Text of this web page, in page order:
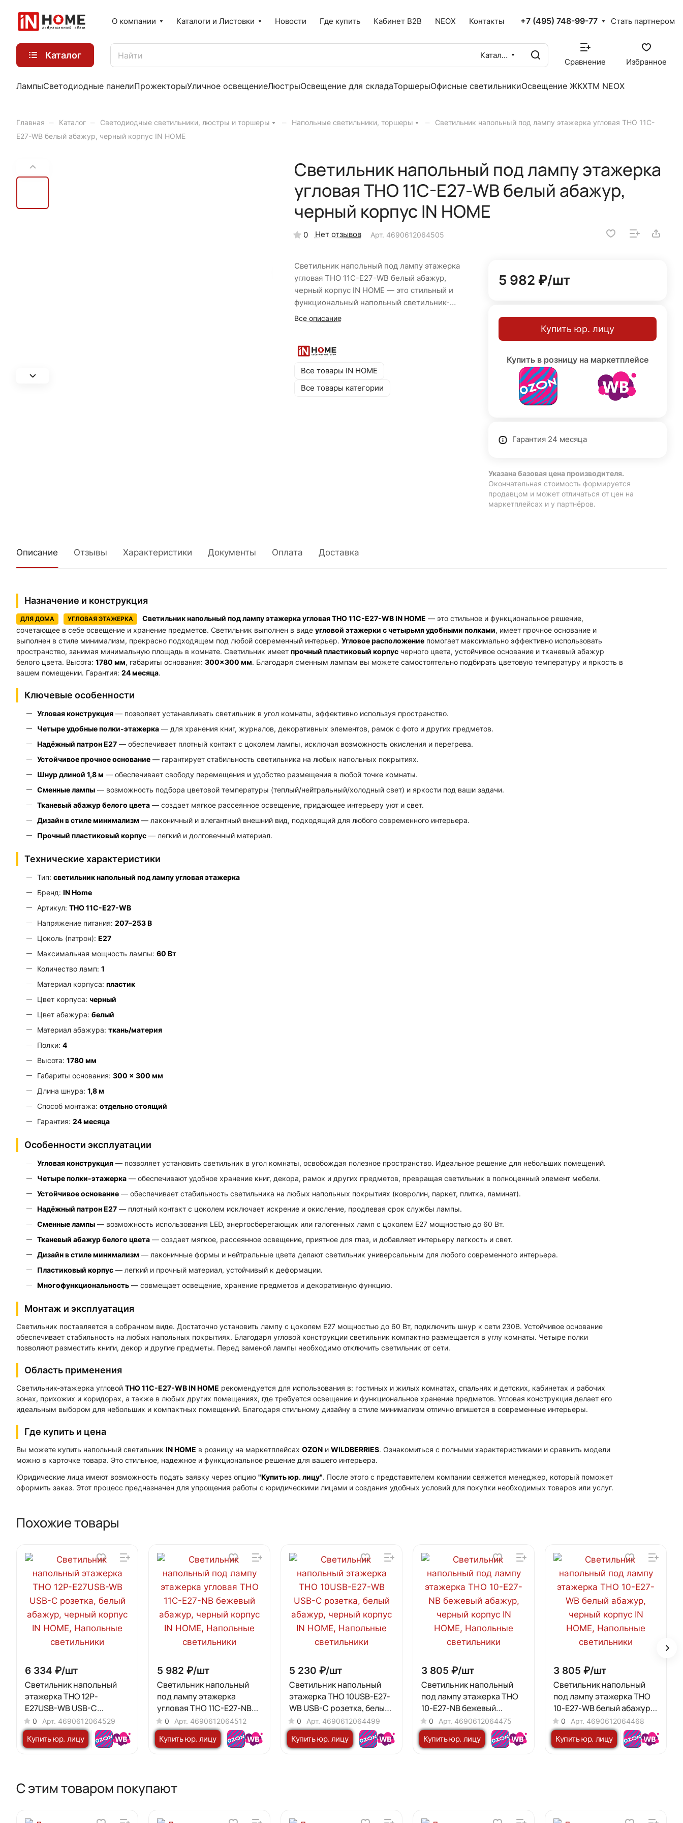
О компании Каталоги и Листовки Новости Где купить Кабинет B2B NEOX Контакты +7 (495) 748-99-77 Стать партнером
Каталог Каталог
Сравнение Избранное
ЛампыСветодиодные панелиПрожекторыУличное освещениеЛюстрыОсвещение для складаТоршерыОфисные светильникиОсвещение ЖКХTM NEOX
Главная – Каталог – Светодиодные светильники, люстры и торшеры – Напольные светильники, торшеры –
Светильник напольный под лампу этажерка угловая ТНО 11С-
Е27-WB белый абажур, черный корпус IN HOME
Светильник напольный под лампу этажерка
угловая ТНО 11С-Е27-WB белый абажур,
черный корпус IN HOME
0 Нет отзывов Арт. 4690612064505
Светильник напольный под лампу этажерка
угловая ТНО 11С-Е27-WB белый абажур,
черный корпус IN HOME — это стильный и
функциональный напольный светильник-
этажерка углового типа с четырьмя удобными
патроном E27 для ламп мощностью до 60 Вт.
рассеянное освещение. Угловое
расположение помогает максимально
Все описание
Все товары IN HOME
Все товары категории
5 982 ₽/шт
Купить юр. лицу
Купить в розницу на маркетплейсе
Гарантия 24 месяца
Указана базовая цена производителя.
Окончательная стоимость формируется
продавцом и может отличаться от цен на
маркетплейсах и у партнёров.
Описание Отзывы Характеристики Документы Оплата Доставка
Назначение и конструкция
ДЛЯ ДОМА УГЛОВАЯ ЭТАЖЕРКА Светильник напольный под лампу этажерка угловая ТНО 11С-Е27-WB IN HOME — это стильное и функциональное решение,
сочетающее в себе освещение и хранение предметов. Светильник выполнен в виде угловой этажерки с четырьмя удобными полками, имеет прочное основание и
выполнен в стиле минимализм, прекрасно подходящем под любой современный интерьер. Угловое расположение помогает максимально эффективно использовать
пространство, занимая минимальную площадь в комнате. Светильник имеет прочный пластиковый корпус черного цвета, устойчивое основание и тканевый абажур
белого цвета. Высота: 1780 мм, габариты основания: 300×300 мм. Благодаря сменным лампам вы можете самостоятельно подбирать цветовую температуру и яркость в
вашем помещении. Гарантия: 24 месяца.
Ключевые особенности
Угловая конструкция — позволяет устанавливать светильник в угол комнаты, эффективно используя пространство.
Четыре удобные полки-этажерка — для хранения книг, журналов, декоративных элементов, рамок с фото и других предметов.
Надёжный патрон E27 — обеспечивает плотный контакт с цоколем лампы, исключая возможность окисления и перегрева.
Устойчивое прочное основание — гарантирует стабильность светильника на любых напольных покрытиях.
Шнур длиной 1,8 м — обеспечивает свободу перемещения и удобство размещения в любой точке комнаты.
Сменные лампы — возможность подбора цветовой температуры (теплый/нейтральный/холодный свет) и яркости под ваши задачи.
Тканевый абажур белого цвета — создает мягкое рассеянное освещение, придающее интерьеру уют и свет.
Дизайн в стиле минимализм — лаконичный и элегантный внешний вид, подходящий для любого современного интерьера.
Прочный пластиковый корпус — легкий и долговечный материал.
Технические характеристики
Тип: светильник напольный под лампу угловая этажерка
Бренд: IN Home
Артикул: ТНО 11С-Е27-WB
Напряжение питания: 207–253 В
Цоколь (патрон): E27
Максимальная мощность лампы: 60 Вт
Количество ламп: 1
Материал корпуса: пластик
Цвет корпуса: черный
Цвет абажура: белый
Материал абажура: ткань/материя
Полки: 4
Высота: 1780 мм
Габариты основания: 300 × 300 мм
Длина шнура: 1,8 м
Способ монтажа: отдельно стоящий
Гарантия: 24 месяца
Особенности эксплуатации
Угловая конструкция — позволяет установить светильник в угол комнаты, освобождая полезное пространство. Идеальное решение для небольших помещений.
Четыре полки-этажерка — обеспечивают удобное хранение книг, декора, рамок и других предметов, превращая светильник в полноценный элемент мебели.
Устойчивое основание — обеспечивает стабильность светильника на любых напольных покрытиях (ковролин, паркет, плитка, ламинат).
Надёжный патрон E27 — плотный контакт с цоколем исключает искрение и окисление, продлевая срок службы лампы.
Сменные лампы — возможность использования LED, энергосберегающих или галогенных ламп с цоколем E27 мощностью до 60 Вт.
Тканевый абажур белого цвета — создает мягкое, рассеянное освещение, приятное для глаз, и добавляет интерьеру легкость и свет.
Дизайн в стиле минимализм — лаконичные формы и нейтральные цвета делают светильник универсальным для любого современного интерьера.
Пластиковый корпус — легкий и прочный материал, устойчивый к деформации.
Многофункциональность — совмещает освещение, хранение предметов и декоративную функцию.
Монтаж и эксплуатация
Светильник поставляется в собранном виде. Достаточно установить лампу с цоколем E27 мощностью до 60 Вт, подключить шнур к сети 230В. Устойчивое основание
обеспечивает стабильность на любых напольных покрытиях. Благодаря угловой конструкции светильник компактно размещается в углу комнаты. Четыре полки
позволяют разместить книги, декор и другие предметы. Перед заменой лампы необходимо отключить светильник от сети.
Область применения
Светильник-этажерка угловой ТНО 11С-Е27-WB IN HOME рекомендуется для использования в: гостиных и жилых комнатах, спальнях и детских, кабинетах и рабочих
зонах, прихожих и коридорах, а также в любых других помещениях, где требуется освещение и функциональное хранение предметов. Угловая конструкция делает его
идеальным выбором для небольших и компактных помещений. Благодаря стильному дизайну в стиле минимализм отлично впишется в современные интерьеры.
Где купить и цена
Вы можете купить напольный светильник IN HOME в розницу на маркетплейсах OZON и WILDBERRIES. Ознакомиться с полными характеристиками и сравнить модели
можно в карточке товара. Это стильное, надежное и функциональное решение для вашего интерьера.
Юридические лица имеют возможность подать заявку через опцию "Купить юр. лицу". После этого с представителем компании свяжется менеджер, который поможет
оформить заказ. Этот процесс предназначен для упрощения работы с юридическими лицами и создания удобных условий для покупки необходимых товаров или услуг.
Похожие товары
6 334 ₽/шт
Светильник напольный
этажерка ТНО 12P-
Е27USB-WB USB-C
розетка, белый абажур,
черный корпус IN HOME
0 Арт. 4690612064529
Купить юр. лицу
5 982 ₽/шт
Светильник напольный
под лампу этажерка
угловая ТНО 11С-Е27-NB
бежевый абажур, черный
корпус IN HOME
0 Арт. 4690612064512
Купить юр. лицу
5 230 ₽/шт
Светильник напольный
этажерка ТНО 10USB-Е27-
WB USB-C розетка, белый
абажур, черный корпус IN
HOME
0 Арт. 4690612064499
Купить юр. лицу
3 805 ₽/шт
Светильник напольный
под лампу этажерка ТНО
10-Е27-NB бежевый
абажур, черный корпус IN
HOME
0 Арт. 4690612064475
Купить юр. лицу
3 805 ₽/шт
Светильник напольный
под лампу этажерка ТНО
10-Е27-WB белый абажур,
черный корпус IN HOME
0 Арт. 4690612064468
Купить юр. лицу
С этим товаром покупают